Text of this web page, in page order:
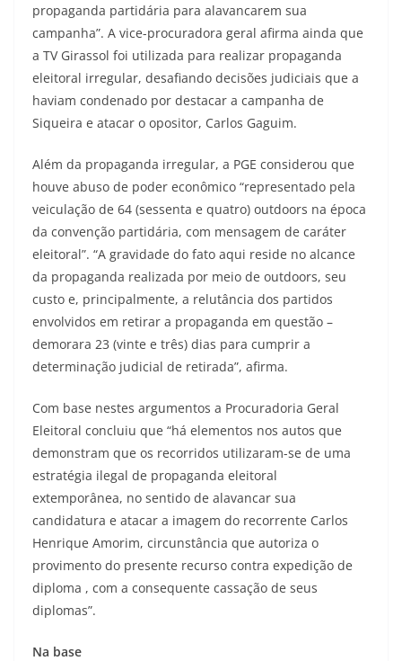
propaganda partidária para alavancarem sua
campanha”. A vice-procuradora geral afirma ainda que
a TV Girassol foi utilizada para realizar propaganda
eleitoral irregular, desafiando decisões judiciais que a
haviam condenado por destacar a campanha de
Siqueira e atacar o opositor, Carlos Gaguim.
Além da propaganda irregular, a PGE considerou que
houve abuso de poder econômico “representado pela
veiculação de 64 (sessenta e quatro) outdoors na época
da convenção partidária, com mensagem de caráter
eleitoral”. “A gravidade do fato aqui reside no alcance
da propaganda realizada por meio de outdoors, seu
custo e, principalmente, a relutância dos partidos
envolvidos em retirar a propaganda em questão –
demorara 23 (vinte e três) dias para cumprir a
determinação judicial de retirada”, afirma.
Com base nestes argumentos a Procuradoria Geral
Eleitoral concluiu que “há elementos nos autos que
demonstram que os recorridos utilizaram-se de uma
estratégia ilegal de propaganda eleitoral
extemporânea, no sentido de alavancar sua
candidatura e atacar a imagem do recorrente Carlos
Henrique Amorim, circunstância que autoriza o
provimento do presente recurso contra expedição de
diploma , com a consequente cassação de seus
diplomas”.
Na base